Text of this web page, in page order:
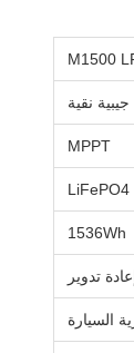
M1500
MPPT
LiFePO4
1536Wh
السيارة